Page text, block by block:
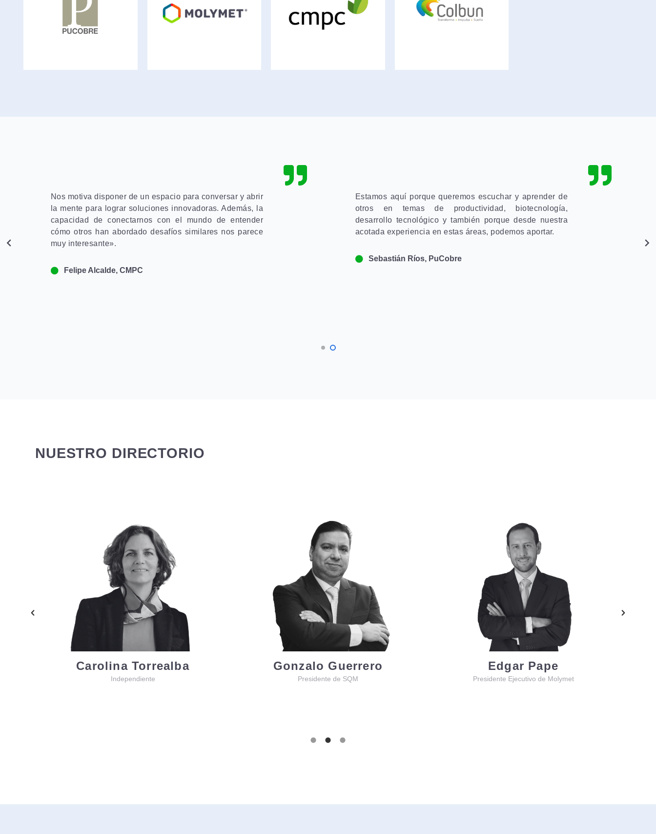
Nos motiva disponer de un espacio para conversar y abrir
la mente para lograr soluciones innovadoras. Además, la
capacidad de conectarnos con el mundo de entender
cómo otros han abordado desafíos similares nos parece
muy interesante».
Felipe Alcalde, CMPC
Estamos aquí porque queremos escuchar y aprender de
otros en temas de productividad, biotecnología,
desarrollo tecnológico y también porque desde nuestra
acotada experiencia en estas áreas, podemos aportar.
Sebastián Ríos, PuCobre
NUESTRO DIRECTORIO
Carolina Torrealba
Independiente
Gonzalo Guerrero
Presidente de SQM
Edgar Pape
Presidente Ejecutivo de Molymet